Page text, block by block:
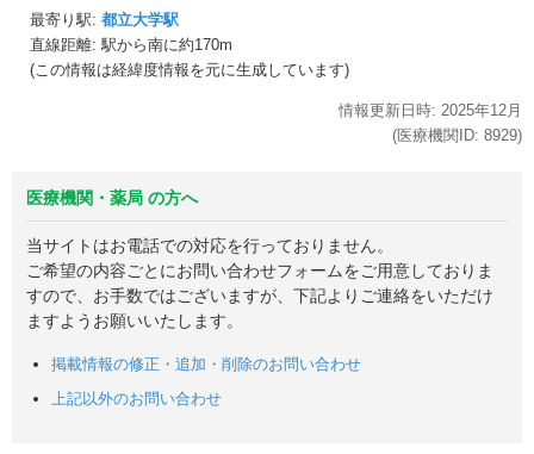
最寄り駅: 都立大学駅
直線距離: 駅から南に約170m
(この情報は経緯度情報を元に生成しています)
情報更新日時: 2025年12月
(医療機関ID: 8929)
医療機関・薬局 の方へ
当サイトはお電話での対応を行っておりません。
ご希望の内容ごとにお問い合わせフォームをご用意しておりま
すので、お手数ではございますが、下記よりご連絡をいただけ
ますようお願いいたします。
掲載情報の修正・追加・削除のお問い合わせ
上記以外のお問い合わせ